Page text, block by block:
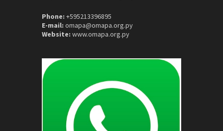
Phone: +595213396895
E-mail: omapa@omapa.org.py
Website: www.omapa.org.py